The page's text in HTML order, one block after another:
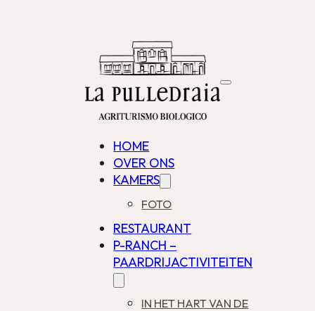
HOME
OVER ONS
KAMERS
FOTO
RESTAURANT
P-RANCH –
PAARDRIJACTIVITEITEN
IN HET HART VAN DE